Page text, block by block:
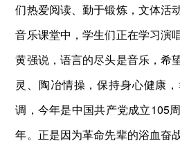
们热爱阅读、勤于锻炼，文体活
音乐课堂中，学生们正在学习演
黄强说，语言的尽头是音乐，希
灵、陶冶情操，保持身心健康
调，今年是中国共产党成立105
年。正是因为革命先辈的浴血奋